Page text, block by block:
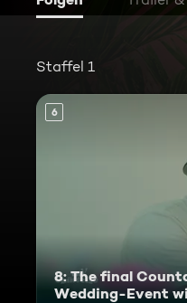
Staffel 1
6
8: The final
Wedding-Event